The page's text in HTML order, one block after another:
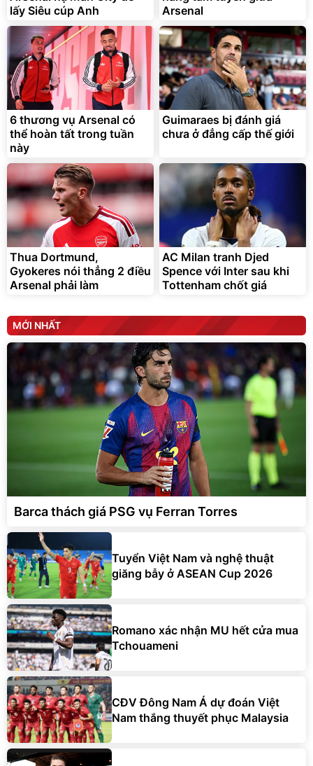
Vòi xịt tăng áp dành cho
rửa xe, tưới cây
161.000
70.000đ
Bán chạy
lấy Siêu cúp Anh
Arsenal
6 thương vụ Arsenal có
thể hoàn tất trong tuần
này
Guimaraes bị đánh giá
chưa ở đẳng cấp thế giới
Thua Dortmund,
Gyokeres nói thẳng 2 điều
Arsenal phải làm
AC Milan tranh Djed
Spence với Inter sau khi
Tottenham chốt giá
MỚI NHẤT
Barca thách giá PSG vụ Ferran Torres
Tuyển Việt Nam và nghệ thuật
giăng bẫy ở ASEAN Cup 2026
Romano xác nhận MU hết cửa mua
Tchouameni
CĐV Đông Nam Á dự đoán Việt
Nam thắng thuyết phục Malaysia